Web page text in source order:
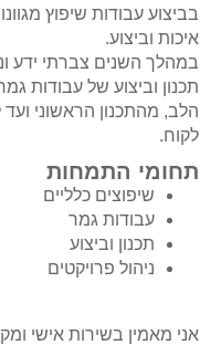
בביצוע עבודות שיפוץ
איכות וביצוע.
במהלך השנים צברתי ידע
תכנון וביצוע של עבודות
הלב, מהתכנון הראשוני
לקוח.
תחומי התמחות
שיפוצים כלליים
עבודות גמר
תכנון וביצוע
ניהול פרויקטים
אני מאמין בשירות אישי